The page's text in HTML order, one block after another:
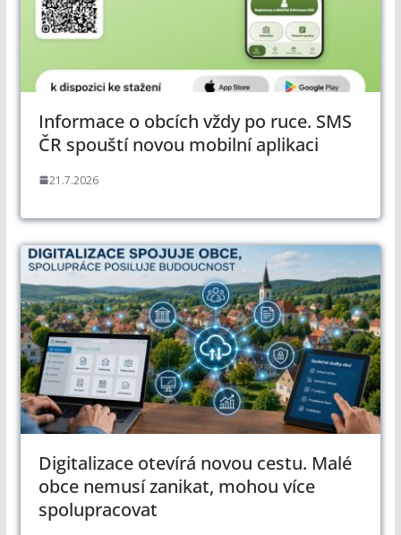
Informace o obcích vždy po ruce. SMS
ČR spouští novou mobilní aplikaci
21.7.2026
Digitalizace otevírá novou cestu. Malé
obce nemusí zanikat, mohou více
spolupracovat